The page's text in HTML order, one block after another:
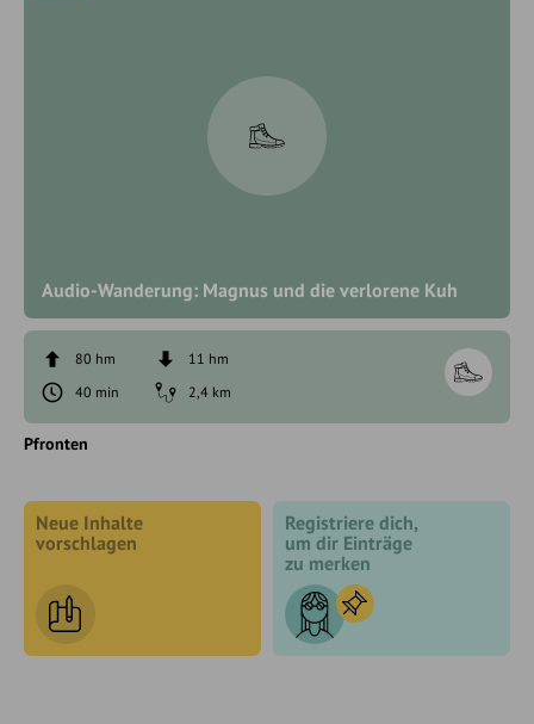
Audio-Wanderung: Magnus und die verlorene Kuh
80 hm
11 hm
40 min
2,4 km
Pfronten
Neue Inhalte
vorschlagen
Registriere dich,
um dir Einträge
zu merken